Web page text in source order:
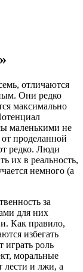
отличаются
Они редко
максимально
маленькими не
проделанной
редко. Люди
их в реальность,
немного (а
за
для них
Как правило,
избегать
роль
моральные
лести и лжи, а